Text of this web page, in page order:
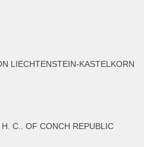
LIECHTENSTEIN-KASTELKORN
C.. OF CONCH REPUBLIC